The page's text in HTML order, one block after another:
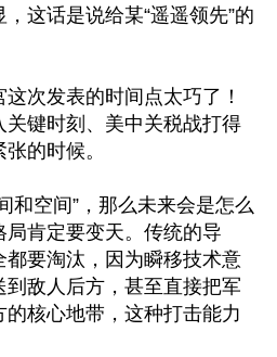
这话是说给某“遥遥领先”的
次发表的时间点太巧了！
键时刻、美中关税战打得
的时候。
和空间”，那么未来会是怎么
肯定要变天。传统的导
要淘汰，因为瞬移技术意
敌人后方，甚至直接把军
的核心地带，这种打击能力